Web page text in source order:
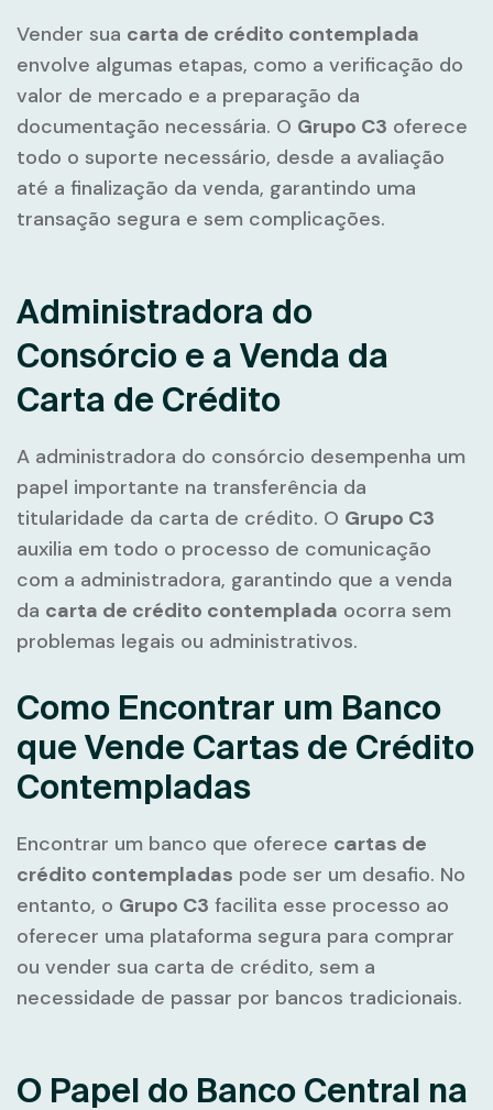
Vender sua carta de crédito contemplada
envolve algumas etapas, como a verificação do
valor de mercado e a preparação da
documentação necessária. O Grupo C3 oferece
todo o suporte necessário, desde a avaliação
até a finalização da venda, garantindo uma
transação segura e sem complicações.
Administradora do
Consórcio e a Venda da
Carta de Crédito
A administradora do consórcio desempenha um
papel importante na transferência da
titularidade da carta de crédito. O Grupo C3
auxilia em todo o processo de comunicação
com a administradora, garantindo que a venda
da carta de crédito contemplada ocorra sem
problemas legais ou administrativos.
Como Encontrar um Banco
que Vende Cartas de Crédito
Contempladas
Encontrar um banco que oferece cartas de
crédito contempladas pode ser um desafio. No
entanto, o Grupo C3 facilita esse processo ao
oferecer uma plataforma segura para comprar
ou vender sua carta de crédito, sem a
necessidade de passar por bancos tradicionais.
O Papel do Banco Central na